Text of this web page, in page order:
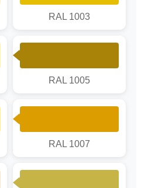
RAL 1003
RAL 1005
RAL 1007